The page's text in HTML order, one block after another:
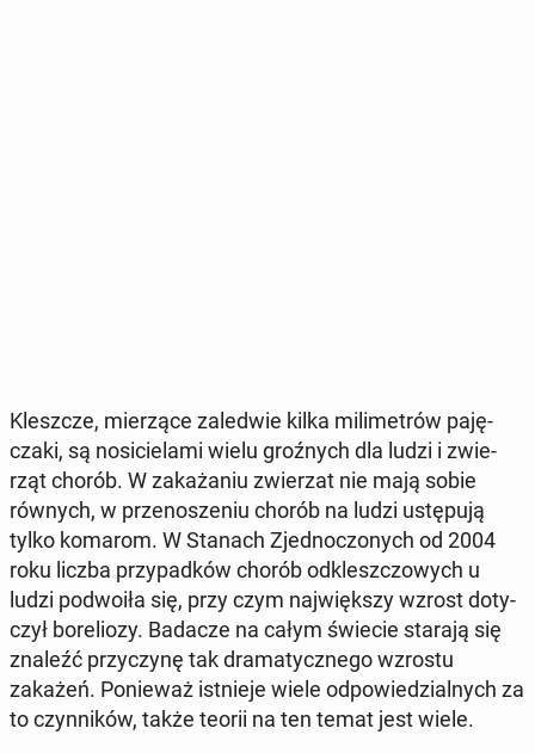
Klesz­cze, mie­rzą­ce za­le­d­wie kilka mi­li­me­trów pa­ję­
cza­ki, są no­si­cie­la­mi wielu groź­nych dla ludzi i zwie­
rząt chorób. W za­ka­ża­niu zwie­rzat nie mają sobie
równych, w prze­no­sze­niu chorób na ludzi ustę­pu­ją
tylko komarom. W Stanach Zjed­no­czo­nych od 2004
roku liczba przy­pad­ków chorób od­klesz­czo­wych u
ludzi po­dwo­iła się, przy czym naj­więk­szy wzrost do­ty­
czył bo­re­lio­zy. Badacze na całym świecie starają się
znaleźć przy­czy­nę tak dra­ma­tycz­ne­go wzrostu
zakażeń. Po­nie­waż ist­nie­je wiele od­po­wie­dzial­nych za
to czyn­ni­ków, także teorii na ten temat jest wiele.